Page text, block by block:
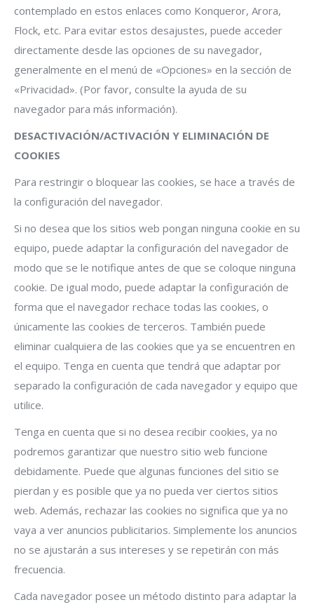
contemplado en estos enlaces como Konqueror, Arora,
Flock, etc. Para evitar estos desajustes, puede acceder
directamente desde las opciones de su navegador,
generalmente en el menú de «Opciones» en la sección de
«Privacidad». (Por favor, consulte la ayuda de su
navegador para más información).
DESACTIVACIÓN/ACTIVACIÓN Y ELIMINACIÓN DE
COOKIES
Para restringir o bloquear las cookies, se hace a través de
la configuración del navegador.
Si no desea que los sitios web pongan ninguna cookie en su
equipo, puede adaptar la configuración del navegador de
modo que se le notifique antes de que se coloque ninguna
cookie. De igual modo, puede adaptar la configuración de
forma que el navegador rechace todas las cookies, o
únicamente las cookies de terceros. También puede
eliminar cualquiera de las cookies que ya se encuentren en
el equipo. Tenga en cuenta que tendrá que adaptar por
separado la configuración de cada navegador y equipo que
utilice.
Tenga en cuenta que si no desea recibir cookies, ya no
podremos garantizar que nuestro sitio web funcione
debidamente. Puede que algunas funciones del sitio se
pierdan y es posible que ya no pueda ver ciertos sitios
web. Además, rechazar las cookies no significa que ya no
vaya a ver anuncios publicitarios. Simplemente los anuncios
no se ajustarán a sus intereses y se repetirán con más
frecuencia.
Cada navegador posee un método distinto para adaptar la